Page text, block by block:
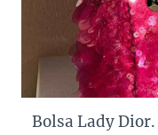
Bolsa Lady Dior.